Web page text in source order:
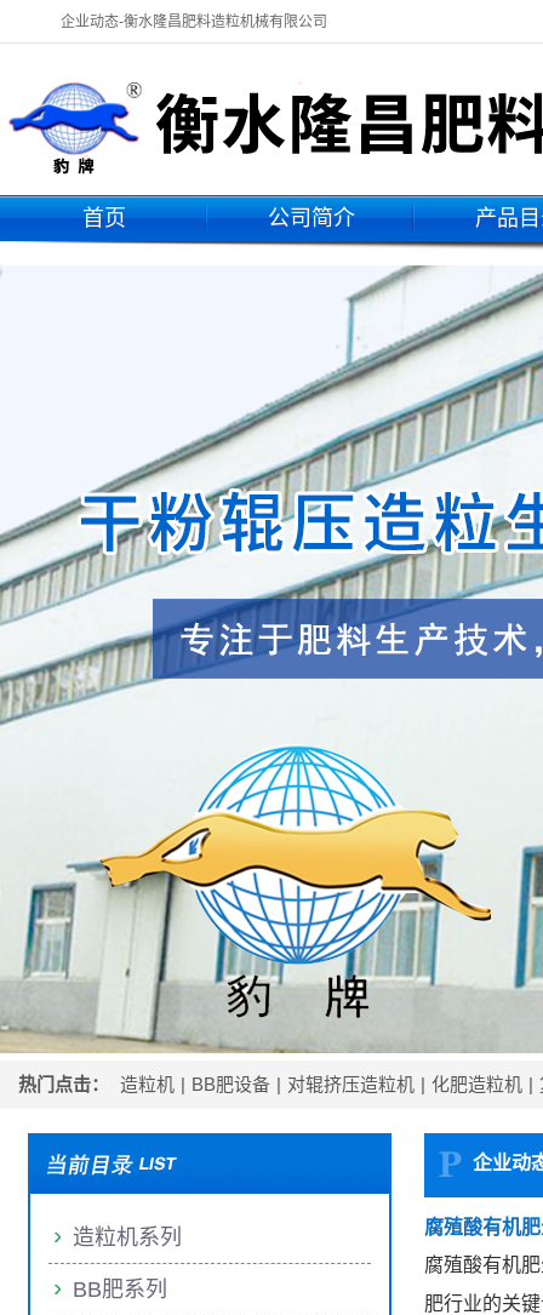
企业动态-衡水隆昌肥料造粒机械有限公司
首页 公司简介 产品
热门点击： 造粒机 | BB肥设备 | 对辊挤压造粒机 | 化肥造粒机 |
企业动
腐殖酸有机
腐殖酸有机
肥行业的关
造粒机系列
BB肥系列